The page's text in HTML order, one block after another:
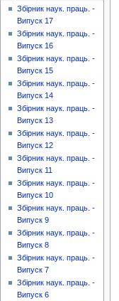
Збірник наук. праць. -
Випуск 17
Збірник наук. праць. -
Випуск 16
Збірник наук. праць. -
Випуск 15
Збірник наук. праць. -
Випуск 14
Збірник наук. праць. -
Випуск 13
Збірник наук. праць. -
Випуск 12
Збірник наук. праць. -
Випуск 11
Збірник наук. праць. -
Випуск 10
Збірник наук. праць. -
Випуск 9
Збірник наук. праць. -
Випуск 8
Збірник наук. праць. -
Випуск 7
Збірник наук. праць. -
Випуск 6